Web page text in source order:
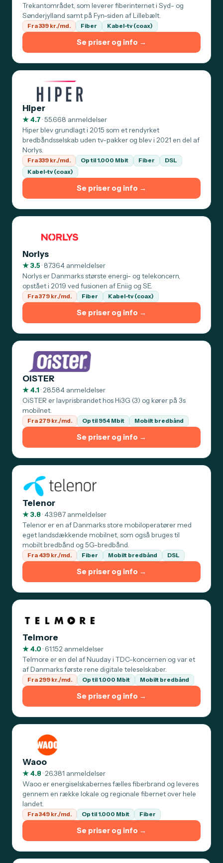
Trekantområdet, som leverer fiberinternet i Syd- og
Sønderjylland samt på Fyn-siden af Lillebælt.
Fra 339 kr./md. Fiber Kabel-tv (coax)
Se priser og info →
Hiper
★ 4.7· 55.668 anmeldelser
Hiper blev grundlagt i 2015 som et rendyrket
bredbåndsselskab uden tv-pakker og blev i 2021 en del af
Norlys.
Fra 339 kr./md. Op til 1.000 Mbit Fiber
DSL
Kabel-tv (coax)
Se priser og info →
Norlys
★ 3.5· 87.364 anmeldelser
Norlys er Danmarks største energi- og telekoncern,
opstået i 2019 ved fusionen af Eniig og SE.
Fra 379 kr./md. Fiber Kabel-tv (coax)
Se priser og info →
OiSTER
★ 4.1· 28.584 anmeldelser
OiSTER er lavprisbrandet hos Hi3G (3) og kører på 3s
mobilnet.
Fra 279 kr./md. Op til 954 Mbit Mobilt bredbånd
Se priser og info →
Telenor
★ 3.8· 43.987 anmeldelser
Telenor er en af Danmarks store mobiloperatører med
eget landsdækkende mobilnet, som også bruges til
mobilt bredbånd og 5G-bredbånd.
Fra 439 kr./md. Fiber Mobilt bredbånd DSL
Se priser og info →
Telmore
★ 4.0· 61.152 anmeldelser
Telmore er en del af Nuuday i TDC-koncernen og var et
af Danmarks første rene digitale teleselskaber.
Fra 299 kr./md. Op til 1.000 Mbit Mobilt bredbånd
Se priser og info →
Waoo
★ 4.8· 26.381 anmeldelser
Waoo er energiselskabernes fælles fiberbrand og leveres
gennem en række lokale og regionale fibernet over hele
landet.
Fra 349 kr./md. Op til 1.000 Mbit Fiber
Se priser og info →